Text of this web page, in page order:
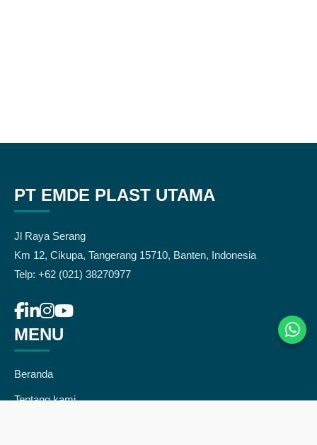
PT EMDE PLAST UTAMA
Jl Raya Serang
Km 12, Cikupa, Tangerang 15710, Banten, Indonesia
Telp: +62 (021) 38270977
MENU
Beranda
Tentang kami